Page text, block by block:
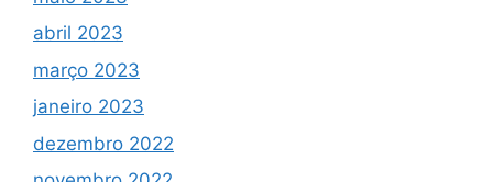
abril 2023
março 2023
janeiro 2023
dezembro 2022